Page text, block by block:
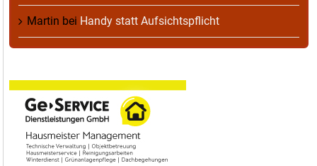
Martin bei Handy statt Aufsichtspflicht